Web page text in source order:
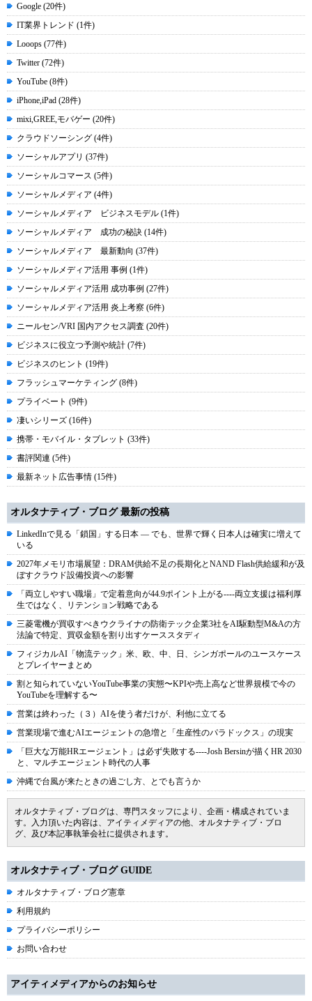
Google (20件)
IT業界トレンド (1件)
Looops (77件)
Twitter (72件)
YouTube (8件)
iPhone,iPad (28件)
mixi,GREE,モバゲー (20件)
クラウドソーシング (4件)
ソーシャルアプリ (37件)
ソーシャルコマース (5件)
ソーシャルメディア (4件)
ソーシャルメディア ビジネスモデル (1件)
ソーシャルメディア 成功の秘訣 (14件)
ソーシャルメディア 最新動向 (37件)
ソーシャルメディア活用 事例 (1件)
ソーシャルメディア活用 成功事例 (27件)
ソーシャルメディア活用 炎上考察 (6件)
ニールセン/VRI 国内アクセス調査 (20件)
ビジネスに役立つ予測や統計 (7件)
ビジネスのヒント (19件)
フラッシュマーケティング (8件)
プライベート (9件)
凄いシリーズ (16件)
携帯・モバイル・タブレット (33件)
書評関連 (5件)
最新ネット広告事情 (15件)
オルタナティブ・ブログ 最新の投稿
LinkedInで見る「鎖国」する日本 ― でも、世界で輝く日本人は確実に増えて
いる
2027年メモリ市場展望：DRAM供給不足の長期化とNAND Flash供給緩和が及
ぼすクラウド設備投資への影響
「両立しやすい職場」で定着意向が44.9ポイント上がる----両立支援は福利厚
生ではなく、リテンション戦略である
三菱電機が買収すべきウクライナの防衛テック企業3社をAI駆動型M&Aの方
法論で特定、買収金額を割り出すケーススタディ
フィジカルAI「物流テック」米、欧、中、日、シンガポールのユースケース
とプレイヤーまとめ
割と知られていないYouTube事業の実態〜KPIや売上高など世界規模で今の
YouTubeを理解する〜
営業は終わった（３）AIを使う者だけが、利他に立てる
営業現場で進むAIエージェントの急増と「生産性のパラドックス」の現実
「巨大な万能HRエージェント」は必ず失敗する----Josh Bersinが描くHR 2030
と、マルチエージェント時代の人事
沖縄で台風が来たときの過ごし方、とでも言うか
オルタナティブ・ブログは、専門スタッフにより、企画・構成されていま
す。入力頂いた内容は、アイティメディアの他、オルタナティブ・ブロ
グ、及び本記事執筆会社に提供されます。
オルタナティブ・ブログ GUIDE
オルタナティブ・ブログ憲章
利用規約
プライバシーポリシー
お問い合わせ
アイティメディアからのお知らせ